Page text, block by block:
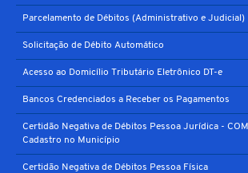
Parcelamento de Débitos (Administrativo e Judicial)
Solicitação de Débito Automático
Acesso ao Domicílio Tributário Eletrônico DT-e
Bancos Credenciados a Receber os Pagamentos
Certidão Negativa de Débitos Pessoa Jurídica - COM
Cadastro no Município
Certidão Negativa de Débitos Pessoa Física